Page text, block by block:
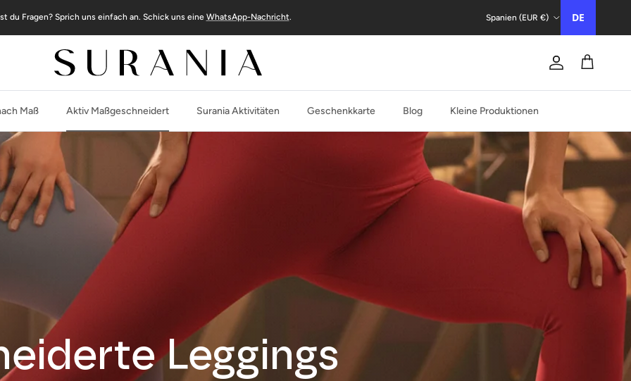
du Fragen? Sprich uns einfach an. Schick uns eine WhatsApp-Nachricht. Spanien (EUR €) DE
KontoTrolley
Maß Aktiv Maßgeschneidert Surania Aktivitäten Geschenkkarte Blog Kleine Produktionen
Leggings